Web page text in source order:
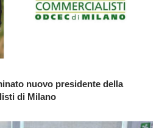
nuovo presidente della
di Milano